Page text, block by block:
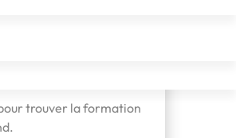
trouver la formation